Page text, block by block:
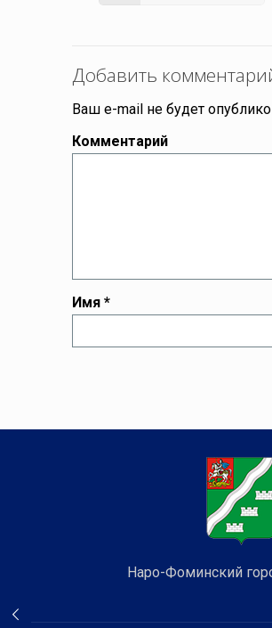
Добавить
Ваш e-mail не будет
Комментарий
Имя*
Наро-Фоминский